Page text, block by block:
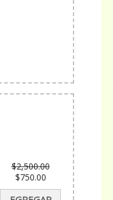
$2,500.00
El
original
$750.00
precio